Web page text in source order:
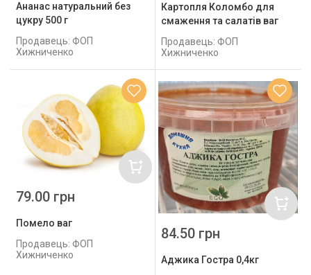
Ананас натуральний без
цукру 500 г
Продавець: ФОП
Хижниченко
Картопля Коломбо для
смаження та салатів ваг
Продавець: ФОП
Хижниченко
Помело ваг
Продавець: ФОП
Хижниченко
79.00 грн
Аджика Гостра 0,4кг
84.50 грн